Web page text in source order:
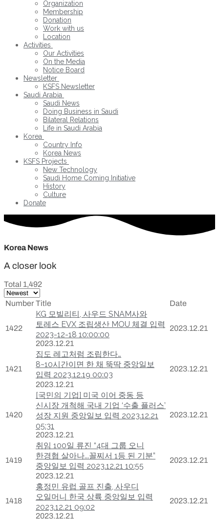
Organization
Membership
Donation
Work with us
Location
Activities
Our Activities
On the Media
Notice Board
Newsletter
KSFS Newsletter
Saudi Arabia
Saudi News
Doing Business in Saudi
Bilateral Relations
Life in Saudi Arabia
Korea
Country Info
Korea News
KSFS Projects
New Technology
Saudi Home Coming Initiative
History
Culture
Donate
Korea News
A closer look
Total 1,492
Number Title Date
1422
KG 모빌리티, 사우드 SNAM사와
토레스 EVX 조립생산 MOU 체결 입력
2023-12-18 10:00:00
2023.12.21
2023.12.21
1421
집도 레고처럼 조립한다…
8~10시간이면 한 채 뚝딱 중앙일보
입력 2023.12.19 00:03
2023.12.21
2023.12.21
1420
[국민의 기업] 미국 이어 중동 등
신시장 개척해 국내 기업 ‘수출 플러스’
성장 지원 중앙일보 입력 2023.12.21
05:31
2023.12.21
2023.12.21
1419
취임 100일 류진 “4대 그룹 오니
한경협 살아나...꼴찌서 1등 된 기분”
중앙일보 입력 2023.12.21 10:55
2023.12.21
2023.12.21
1418
홍정민 유럽 골프 진출, 사우디
오일머니 한국 상륙 중앙일보 입력
2023.12.21 09:02
2023.12.21
2023.12.21